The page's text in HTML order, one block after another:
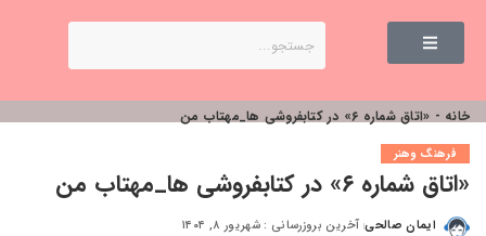
خانه - «اتاق شماره ۶» در کتابفروشی ها_مهتاب من
فرهنگ وهنر
«اتاق شماره ۶» در کتابفروشی ها_مهتاب من
ایمان صالحی آخرین بروزرسانی : شهریور ۸, ۱۴۰۴